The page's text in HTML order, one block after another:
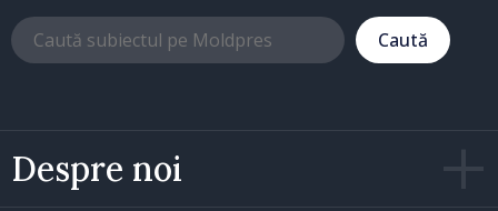
Despre noi
Caută